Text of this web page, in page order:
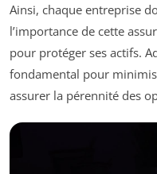
Ainsi, chaque entreprise
l’importance de cette
pour protéger ses actifs.
fondamental pour
assurer la pérennité des